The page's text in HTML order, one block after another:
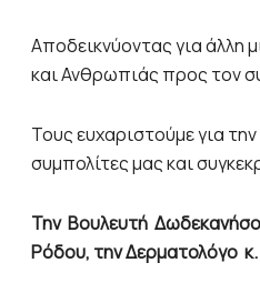
Αποδεικνύοντας για άλλη
και Ανθρωπιάς προς τον
Τους ευχαριστούμε για
συμπολίτες μας και
Την Βουλευτή
Ρόδου, την Δερματολόγο